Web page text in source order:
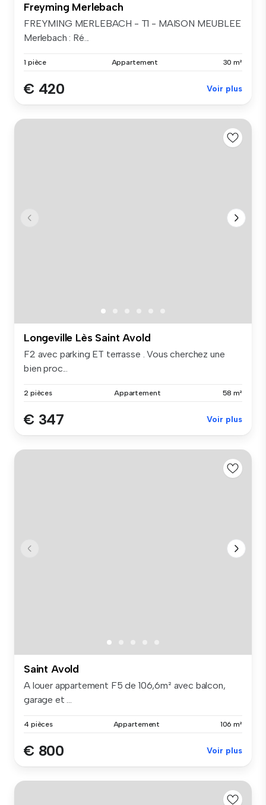
Freyming Merlebach
FREYMING MERLEBACH - T1 - MAISON MEUBLEE
Merlebach : Ré...
1 pièce Appartement 30 m²
€ 420 Voir plus
Longeville Lès Saint Avold
F2 avec parking ET terrasse . Vous cherchez une
bien proc...
2 pièces Appartement 58 m²
€ 347 Voir plus
Saint Avold
A louer appartement F5 de 106,6m² avec balcon,
garage et ...
4 pièces Appartement 106 m²
€ 800 Voir plus